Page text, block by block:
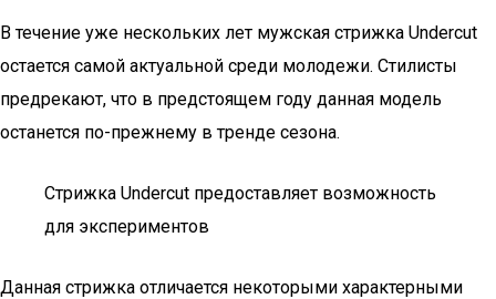
В течение уже нескольких лет мужская стрижка Undercut
остается самой актуальной среди молодежи. Стилисты
предрекают, что в предстоящем году данная модель
останется по-прежнему в тренде сезона.
Стрижка Undercut предоставляет возможность
для экспериментов
Данная стрижка отличается некоторыми характерными